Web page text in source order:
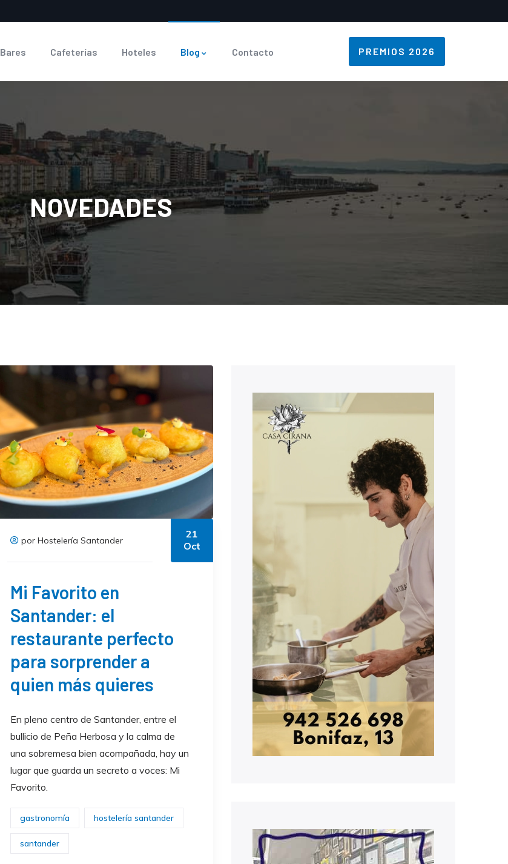
Bares Cafeterías Hoteles Blog Contacto PREMIOS 2026
NOVEDADES
por Hostelería Santander
21
Oct
Mi Favorito en
Santander: el
restaurante perfecto
para sorprender a
quien más quieres
En pleno centro de Santander, entre el
bullicio de Peña Herbosa y la calma de
una sobremesa bien acompañada, hay un
lugar que guarda un secreto a voces: Mi
Favorito.
gastronomía hostelería santander
santander